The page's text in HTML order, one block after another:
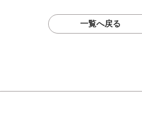
一覧へ戻る